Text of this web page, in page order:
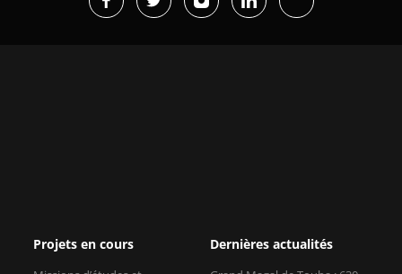
Projets en cours Dernières actualités